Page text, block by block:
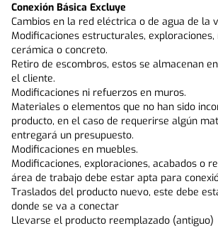
Conexión Básica Excluye
Cambios en la red eléctrica o de agua de la
Modificaciones estructurales, exploraciones,
cerámica o concreto.
Retiro de escombros, estos se almacenan
el cliente.
Modificaciones ni refuerzos en muros.
Materiales o elementos que no han sido
producto, en el caso de requerirse algún
entregará un presupuesto.
Modificaciones en muebles.
Modificaciones, exploraciones, acabados o
área de trabajo debe estar apta para
Traslados del producto nuevo, este debe
donde se va a conectar
Llevarse el producto reemplazado (antiguo)